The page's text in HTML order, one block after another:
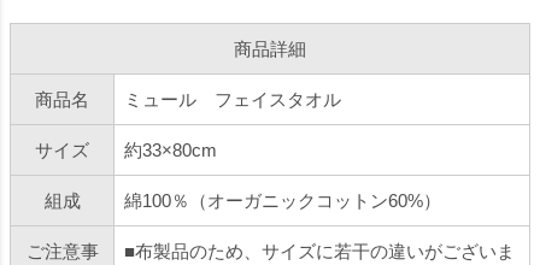
商品詳細
商品名 ミュール フェイスタオル
サイズ 約33×80cm
組成 綿100％（オーガニックコットン60%）
ご注意事
■布製品のため、サイズに若干の違いがございま